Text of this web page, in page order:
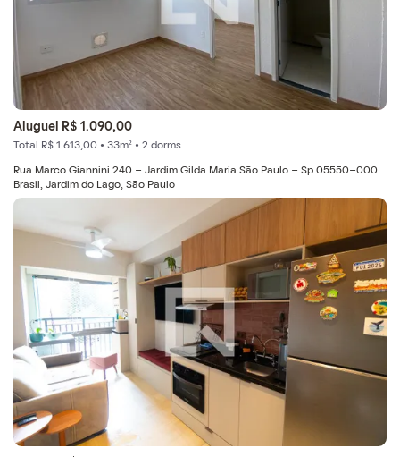
Aluguel R$ 1.090,00
Total R$ 1.613,00 • 33m² • 2 dorms
Rua Marco Giannini 240 - Jardim Gilda Maria São Paulo - Sp 05550-000
Brasil, Jardim do Lago, São Paulo